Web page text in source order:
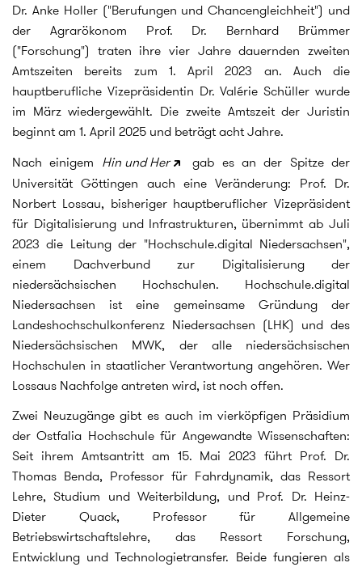
Dr. Anke Holler ("Berufungen und Chancengleichheit") und
der Agrarökonom Prof. Dr. Bernhard Brümmer
("Forschung") traten ihre vier Jahre dauernden zweiten
Amtszeiten bereits zum 1. April 2023 an. Auch die
hauptberufliche Vizepräsidentin Dr. Valérie Schüller wurde
im März wiedergewählt. Die zweite Amtszeit der Juristin
beginnt am 1. April 2025 und beträgt acht Jahre.
Nach einigem Hin und Her
gab es an der Spitze der
Universität Göttingen auch eine Veränderung: Prof. Dr.
Norbert Lossau, bisheriger hauptberuflicher Vizepräsident
für Digitalisierung und Infrastrukturen, übernimmt ab Juli
2023 die Leitung der "Hochschule.digital Niedersachsen",
einem Dachverbund zur Digitalisierung der
niedersächsischen Hochschulen. Hochschule.digital
Niedersachsen ist eine gemeinsame Gründung der
Landeshochschulkonferenz Niedersachsen (LHK) und des
Niedersächsischen MWK, der alle niedersächsischen
Hochschulen in staatlicher Verantwortung angehören. Wer
Lossaus Nachfolge antreten wird, ist noch offen.
Zwei Neuzugänge gibt es auch im vierköpfigen Präsidium
der Ostfalia Hochschule für Angewandte Wissenschaften:
Seit ihrem Amtsantritt am 15. Mai 2023 führt Prof. Dr.
Thomas Benda, Professor für Fahrdynamik, das Ressort
Lehre, Studium und Weiterbildung, und Prof. Dr. Heinz-
Dieter Quack, Professor für Allgemeine
Betriebswirtschaftslehre, das Ressort Forschung,
Entwicklung und Technologietransfer. Beide fungieren als